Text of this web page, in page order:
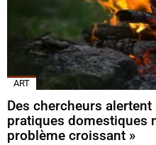
ART
Des chercheurs
pratiques domestiques
problème croissant »